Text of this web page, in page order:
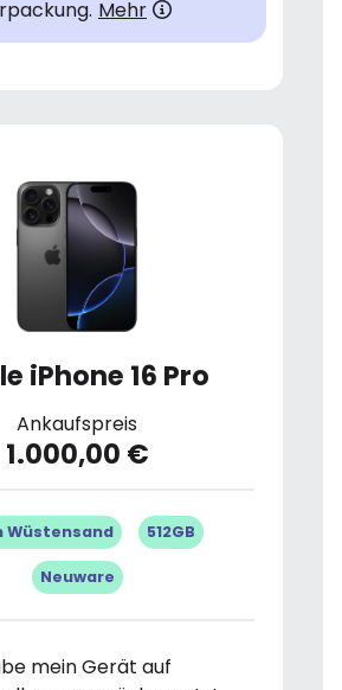
Mehr
iPhone 16 Pro
Ankaufspreis
1.000,00 €
Wüstensand 512GB
Neuware
mein Gerät auf